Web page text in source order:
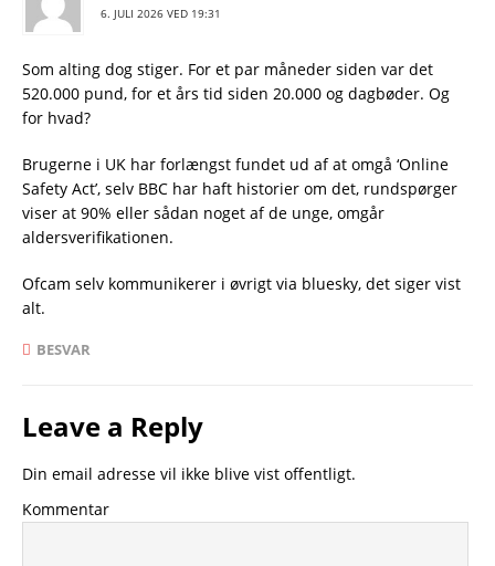
6. JULI 2026 VED 19:31
Som alting dog stiger. For et par måneder siden var det
520.000 pund, for et års tid siden 20.000 og dagbøder. Og
for hvad?
Brugerne i UK har forlængst fundet ud af at omgå ‘Online
Safety Act’, selv BBC har haft historier om det, rundspørger
viser at 90% eller sådan noget af de unge, omgår
aldersverifikationen.
Ofcam selv kommunikerer i øvrigt via bluesky, det siger vist
alt.
BESVAR
Leave a Reply
Din email adresse vil ikke blive vist offentligt.
Kommentar